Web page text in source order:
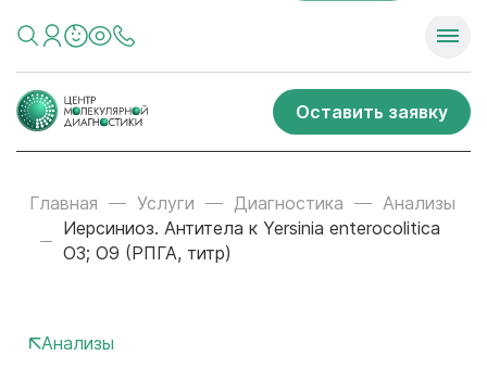
Оставить заявку
Главная Услуги Диагностика
Анализы
Иерсиниоз. Антитела к Yersinia enterocolitica
O3; О9 (РПГА, титр)
Анализы